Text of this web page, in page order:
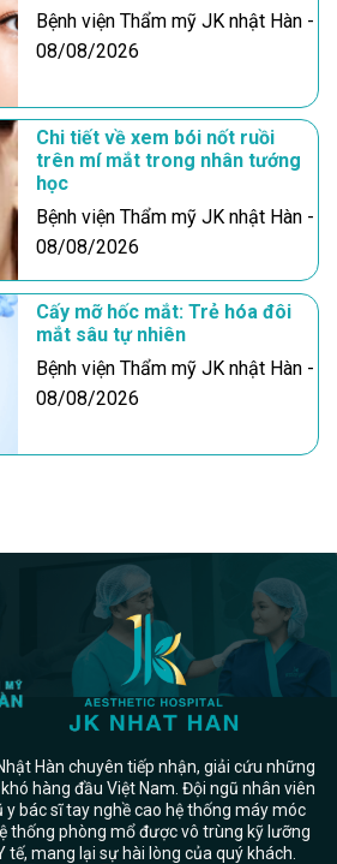
Bệnh viện Thẩm mỹ JK nhật Hàn -
08/08/2026
Chi tiết về xem bói nốt ruồi
trên mí mắt trong nhân tướng
học
Bệnh viện Thẩm mỹ JK nhật Hàn -
08/08/2026
Cấy mỡ hốc mắt: Trẻ hóa đôi
mắt sâu tự nhiên
Bệnh viện Thẩm mỹ JK nhật Hàn -
08/08/2026
Hàn chuyên tiếp nhận, giải cứu những
hàng đầu Việt Nam. Đội ngũ nhân viên
y bác sĩ tay nghề cao hệ thống máy móc
thống phòng mổ được vô trùng kỹ lưỡng
tế, mang lại sự hài lòng của quý khách.